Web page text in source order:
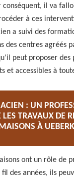
conséquent, il va
à ces
a suivi des
des centres agréés
peut proposer des
et accessibles à
: UN
TRAVAUX DE
À
ont un rôle de
fil des années, ils